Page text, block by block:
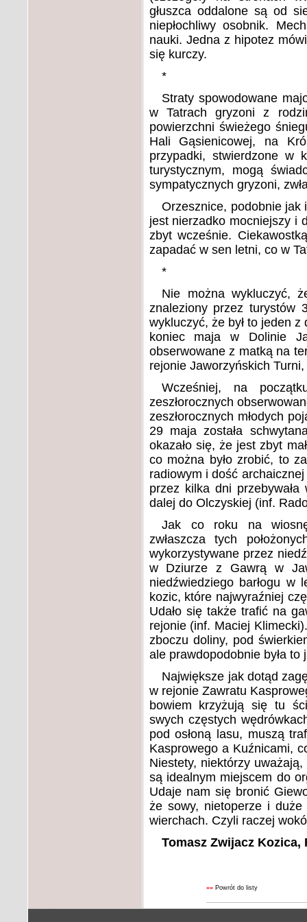
głuszca oddalone są od
niepłochliwy osobnik.
nauki. Jedna z hipotez
się kurczy.
*
Straty spowodowane
w Tatrach gryzoni z
powierzchni świeżego
Hali Gąsienicowej, na
przypadki, stwierdzone w
turystycznym, mogą
sympatycznych gryzoni,
Orzesznice, podobnie jak
jest nierzadko mocniejszy i
zbyt wcześnie.
zapadać w sen letni, co w
*
Nie można wykluczyć,
znaleziony przez turystów
wykluczyć, że był to jeden
koniec maja w Dolinie
obserwowane z matką na
rejonie Jaworzyńskich
Wcześniej, na
zeszłorocznych
zeszłorocznych młodych
29 maja została
okazało się, że jest zbyt
co można było zrobić, to
radiowym i dość
przez kilka dni
dalej do Olczyskiej (inf.
Jak co roku na wiosnę
zwłaszcza tych
wykorzystywane przez
w Dziurze z Gawrą w
niedźwiedziego barłogu
kozic, które najwyraźniej
Udało się także trafić na
rejonie (inf. Maciej
zboczu doliny, pod
ale prawdopodobnie była to
Największe jak dotąd
w rejonie Zawratu
bowiem krzyżują się tu
swych częstych
pod osłoną lasu, muszą
Kasprowego a Kuźnicami,
Niestety, niektórzy
są idealnym miejscem do
Udaje nam się bronić
że sowy, nietoperze i
wierchach. Czyli raczej
Tomasz Zwijacz Kozica,
«« Powrót do listy